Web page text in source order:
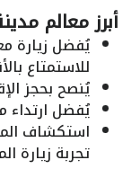
أبرز معالم
يُفضل زيارة
للاستمتاع
يُنصح بحجز
يُفضل
استكشاف
تجربة زيارة